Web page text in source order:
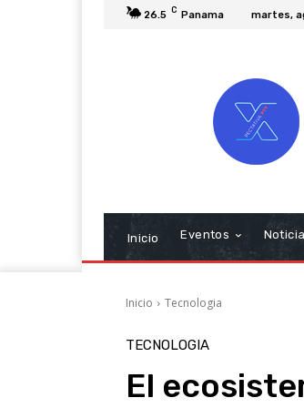
26.5 C Panama martes,
Inicio Eventos
Inicio Tecnologia
TECNOLOGIA
El